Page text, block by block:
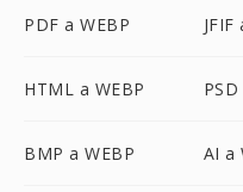
PDF a WEBP JFIF
HTML a WEBP
BMP a WEBP AI a